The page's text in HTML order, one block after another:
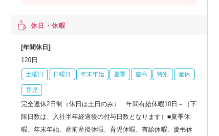
休日・休暇
[年間休日]
120日
土曜日 日曜日 年末年始 夏季 慶弔 特別 産休
育児
完全週休2日制（休日は土日のみ） 年間有給休暇10日～（下
限日数は、入社半年経過後の付与日数となります）■夏季休
暇、年末年始、産前産後休暇、育児休暇、有給休暇、慶弔休